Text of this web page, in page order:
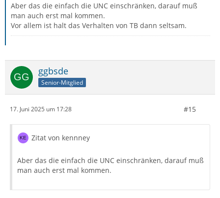
Aber das die einfach die UNC einschränken, darauf muß
man auch erst mal kommen.
Vor allem ist halt das Verhalten von TB dann seltsam.
ggbsde
Senior-Mitglied
17. Juni 2025 um 17:28 #15
Zitat von kennney
Aber das die einfach die UNC einschränken, darauf muß
man auch erst mal kommen.